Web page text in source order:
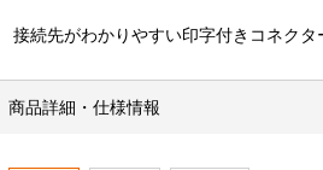
接続先がわかりやすい印字付きコネクタ
商品詳細・仕様情報